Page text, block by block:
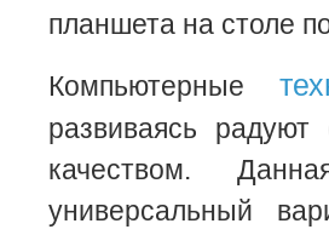
планшета на столе
Компьютерные
развиваясь
качеством.
универсальный